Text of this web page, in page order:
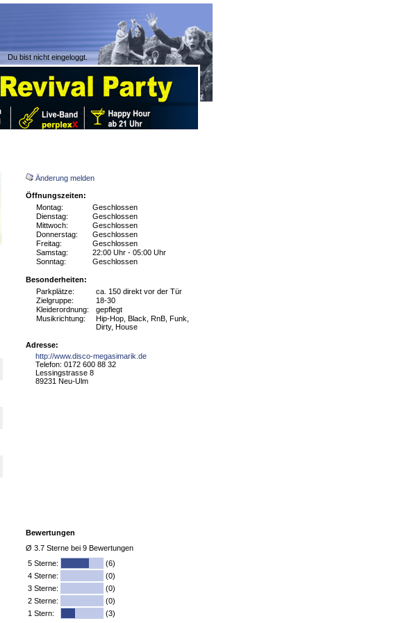
Du bist nicht eingeloggt.
Änderung melden
Öffnungszeiten:
Montag:
Geschlossen
Dienstag:
Geschlossen
Mittwoch:
Geschlossen
Donnerstag:
Geschlossen
Freitag:
Geschlossen
Samstag:
22:00 Uhr - 05:00 Uhr
Sonntag:
Geschlossen
Besonderheiten:
Parkplätze:
ca. 150 direkt vor der Tür
Zielgruppe:
18-30
Kleiderordnung: gepflegt
Musikrichtung:
Hip-Hop, Black, RnB, Funk,
Dirty, House
Adresse:
http://www.disco-megasimarik.de
Telefon: 0172 600 88 32
Lessingstrasse 8
89231 Neu-Ulm
Bewertungen
Ø 3.7 Sterne bei 9 Bewertungen
5 Sterne:
(6)
4 Sterne:
(0)
3 Sterne:
(0)
2 Sterne:
(0)
1 Stern:
(3)